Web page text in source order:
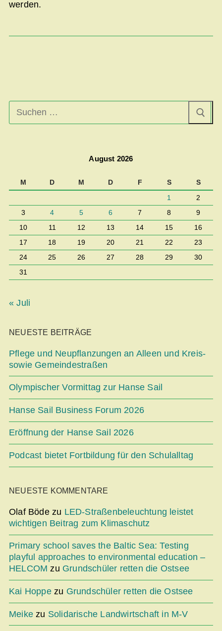
werden.
nach:
August 2026
M D M D F S S
1
2
3
4 5 6 7 8
9
10
11 12 13 14 15
16
17
18 19 20 21 22
23
24
25 26 27 28 29
30
31
« Juli
NEUESTE BEITRÄGE
Pflege und Neupflanzungen an Alleen und Kreis-
sowie Gemeindestraßen
Olympischer Vormittag zur Hanse Sail
Hanse Sail Business Forum 2026
Eröffnung der Hanse Sail 2026
Podcast bietet Fortbildung für den Schulalltag
NEUESTE KOMMENTARE
Olaf Bödezu LED-Straßenbeleuchtung leistet
wichtigen Beitrag zum Klimaschutz
Primary school saves the Baltic Sea: Testing
playful approaches to environmental education –
HELCOM zu Grundschüler retten die Ostsee
Kai Hoppezu Grundschüler retten die Ostsee
Meike zu Solidarische Landwirtschaft in M-V